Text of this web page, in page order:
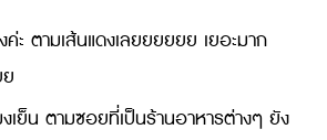
ะ ตามเส้นแดงเลยยยยยย เยอะมาก
เย็น ตามซอยที่เป็นร้านอาหารต่างๆ ยัง